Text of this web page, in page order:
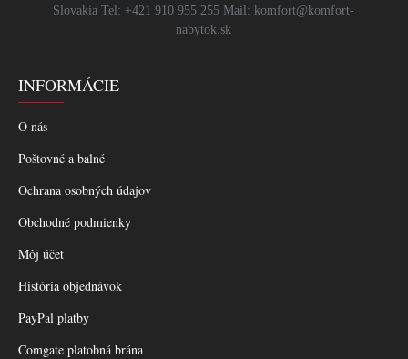
Slovakia Tel: +421 910 955 255 Mail: komfort@komfort-
nabytok.sk
INFORMÁCIE
O nás
Poštovné a balné
Ochrana osobných údajov
Obchodné podmienky
Môj účet
História objednávok
PayPal platby
Comgate platobná brána